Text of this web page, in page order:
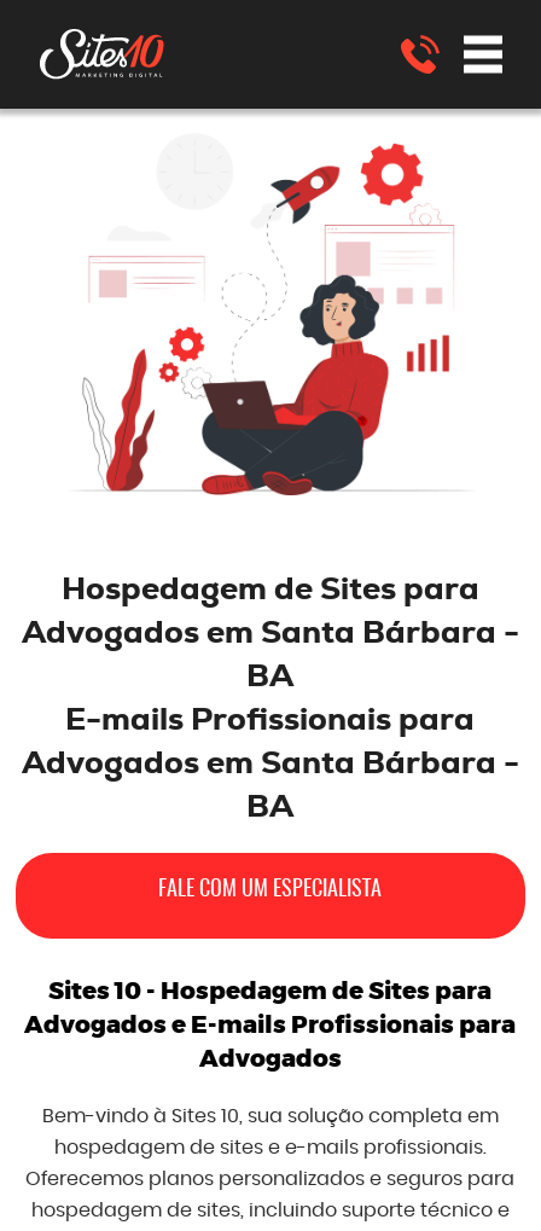
Hospedagem de Sitespara
Advogados em Santa Bárbara -
BA
E-mails Profissionais para
Advogadosem Santa Bárbara -
BA
FALE COM UM ESPECIALISTA
Sites 10 - Hospedagem de Sites para
Advogados e E-mails Profissionais para
Advogados
Bem-vindo à Sites 10, sua solução completa em
hospedagem de sites e e-mails profissionais.
Oferecemos planos personalizados e seguros para
hospedagem de sites, incluindo suporte técnico e